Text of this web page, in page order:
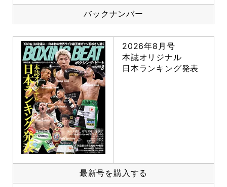
バックナンバー
2026年8月号
本誌オリジナル
日本ランキング発表
最新号を購入する